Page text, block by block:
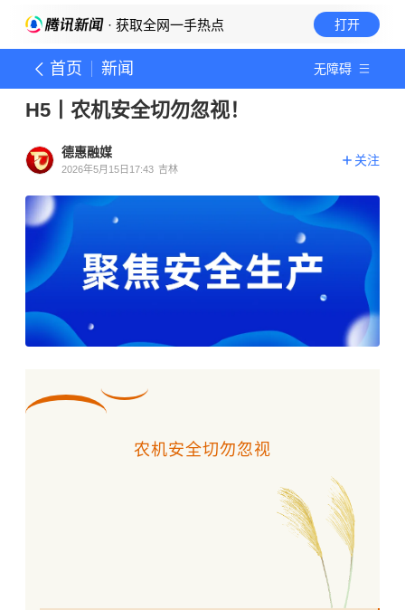
· 获取全网一手热点 打开
首页 新闻 无障碍
H5丨农机安全切勿忽视！
德惠融媒
2026年5月15日17:43 吉林
关注
农机安全切勿忽视